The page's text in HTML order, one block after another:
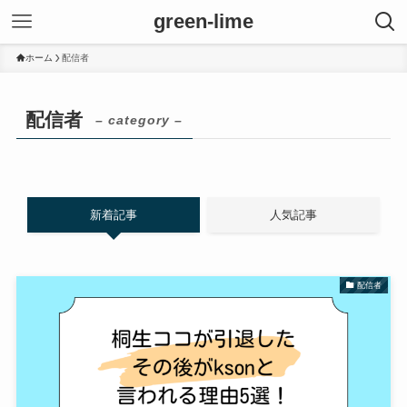
green-lime
ホーム 配信者
配信者 – category –
新着記事 人気記事
配信者